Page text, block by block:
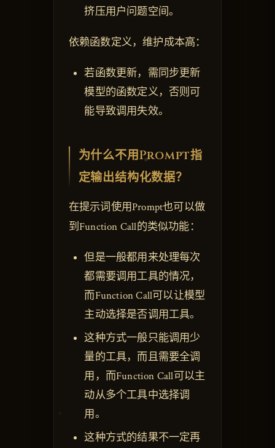
挤压用户问题空间。
依赖函数定义，维护成本高：
若函数更新，需同步更新
模型的函数定义，否则可
能导致调用失效。
为什么不用Prompt指
定输出结构化数据？
在提示词使用Prompt也可以做
到Function Call的类似功能：
但是一般都用来处理每次
都需要调用工具的情况，
而Function Call可以让模型
主动选择是否调用工具。
这种方式一般只能调用少
量的工具，而且需要全调
用，而Function Call可以主
动从多个工具中选择调
用。
这种方式的结果不一定再